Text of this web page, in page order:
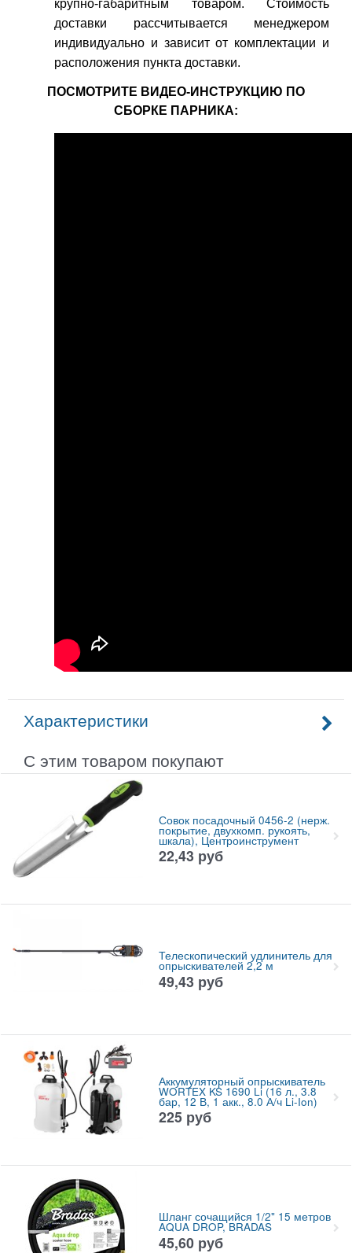
крупно-габаритным товаром. Стоимость
доставки рассчитывается менеджером
индивидуально и зависит от комплектации и
расположения пункта доставки.
ПОСМОТРИТЕ ВИДЕО-ИНСТРУКЦИЮ ПО
СБОРКЕ ПАРНИКА:
Характеристики
С этим товаром покупают
Совок посадочный 0456-2 (нерж.
покрытие, двухкомп. рукоять,
шкала), Центроинструмент
22,43 руб
Телескопический удлинитель для
опрыскивателей 2,2 м
49,43 руб
Аккумуляторный опрыскиватель
WORTEX KS 1690 Li (16 л., 3.8
бар, 12 В, 1 акк., 8.0 А/ч Li-Ion)
225 руб
Шланг сочащийся 1/2" 15 метров
AQUA DROP, BRADAS
45,60 руб